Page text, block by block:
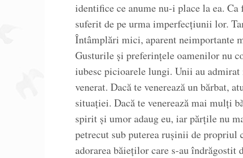
identifice ce anume nu-i place la ea.
suferit de pe urma imperfecțiunii lor.
Întâmplări mici, aparent neimportante
Gusturile și preferințele oamenilor nu
iubesc picioarele lungi. Unii au
venerat. Dacă te venerează un bărbat,
situației. Dacă te venerează mai mulți
spirit și umor adaug eu, iar părțile nu
petrecut sub puterea rușinii de
adorarea băieților care s-au îndrăgostit